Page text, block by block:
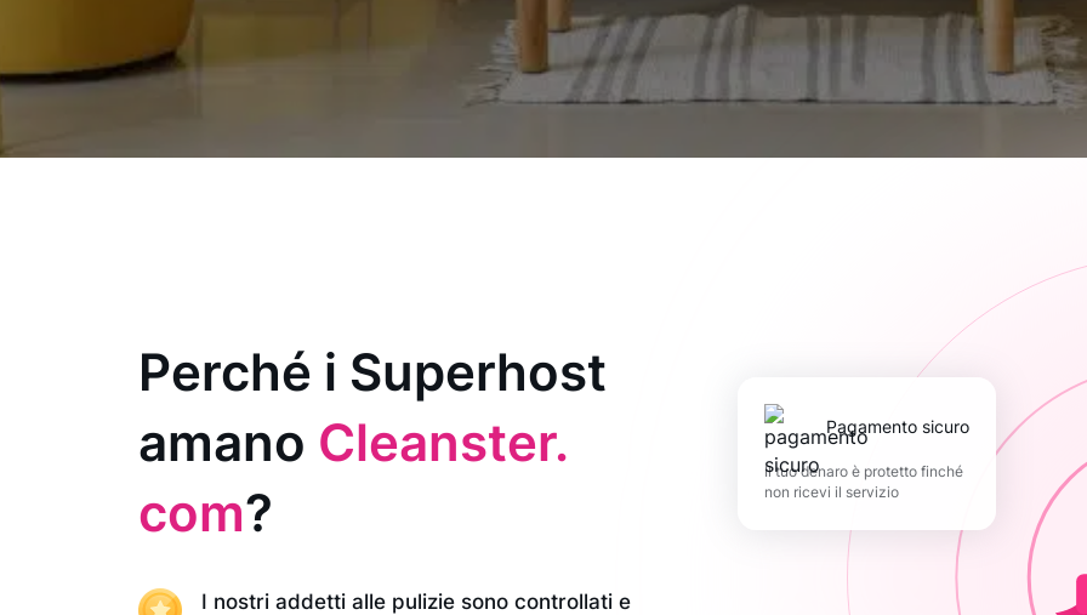
Perché i Superhost
amano Cleanster.
com?
I nostri addetti alle pulizie sono controllati e
pagamento sicuro
Il tuo denaro è protetto finché
non ricevi il servizio